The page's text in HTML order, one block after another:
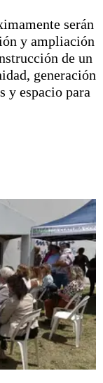
serán
y ampliación
de un
generación
y espacio para